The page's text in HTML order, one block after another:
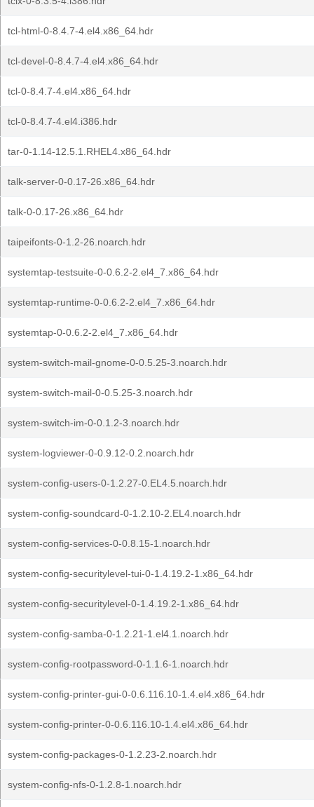
tcl-html-0-8.4.7-4.el4.x86_64.hdr
tcl-devel-0-8.4.7-4.el4.x86_64.hdr
tcl-0-8.4.7-4.el4.x86_64.hdr
tcl-0-8.4.7-4.el4.i386.hdr
tar-0-1.14-12.5.1.RHEL4.x86_64.hdr
talk-server-0-0.17-26.x86_64.hdr
talk-0-0.17-26.x86_64.hdr
taipeifonts-0-1.2-26.noarch.hdr
systemtap-testsuite-0-0.6.2-2.el4_7.x86_64.hdr
systemtap-runtime-0-0.6.2-2.el4_7.x86_64.hdr
systemtap-0-0.6.2-2.el4_7.x86_64.hdr
system-switch-mail-gnome-0-0.5.25-3.noarch.hdr
system-switch-mail-0-0.5.25-3.noarch.hdr
system-switch-im-0-0.1.2-3.noarch.hdr
system-logviewer-0-0.9.12-0.2.noarch.hdr
system-config-users-0-1.2.27-0.EL4.5.noarch.hdr
system-config-soundcard-0-1.2.10-2.EL4.noarch.hdr
system-config-services-0-0.8.15-1.noarch.hdr
system-config-securitylevel-tui-0-1.4.19.2-1.x86_64.hdr
system-config-securitylevel-0-1.4.19.2-1.x86_64.hdr
system-config-samba-0-1.2.21-1.el4.1.noarch.hdr
system-config-rootpassword-0-1.1.6-1.noarch.hdr
system-config-printer-gui-0-0.6.116.10-1.4.el4.x86_64.hdr
system-config-printer-0-0.6.116.10-1.4.el4.x86_64.hdr
system-config-packages-0-1.2.23-2.noarch.hdr
system-config-nfs-0-1.2.8-1.noarch.hdr